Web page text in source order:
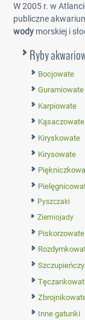
W 2005 r. w
publiczne
wody morskiej i
Ryby
Bocjowate
Guramiowate
Karpiowate
Kąsaczowate
Kiryskowate
Kirysowate
Pyszczaki
Ziemiojady
Piskorzowate
Inne gatunki